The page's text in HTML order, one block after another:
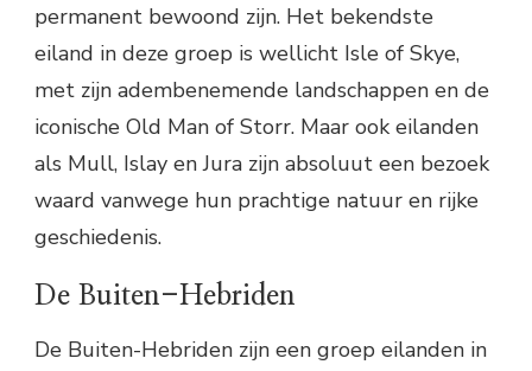
permanent bewoond zijn. Het bekendste
eiland in deze groep is wellicht Isle of Skye,
met zijn adembenemende landschappen en de
iconische Old Man of Storr. Maar ook eilanden
als Mull, Islay en Jura zijn absoluut een bezoek
waard vanwege hun prachtige natuur en rijke
geschiedenis.
De Buiten-Hebriden
De Buiten-Hebriden zijn een groep eilanden in